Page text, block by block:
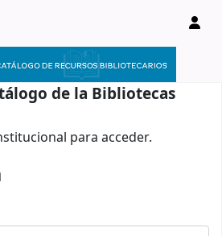
de la Bibliotecas
para acceder.